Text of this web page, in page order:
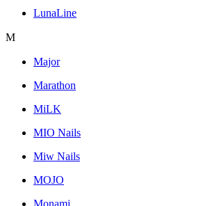
LunaLine
M
Major
Marathon
MiLK
MIO Nails
Miw Nails
MOJO
Monami